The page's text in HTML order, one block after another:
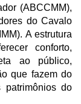
(ABCCMM),
do Cavalo
A estrutura
conforto,
ao público,
que fazem do
patrimônios do